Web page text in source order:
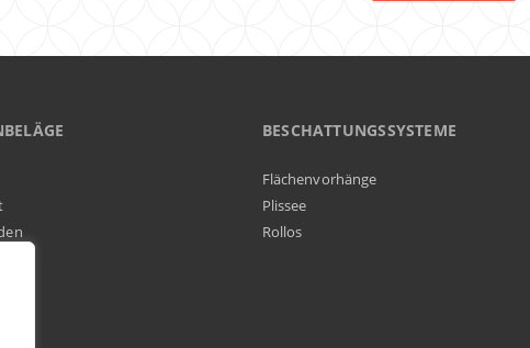
BESCHATTUNGSSYSTEME
Flächenvorhänge
Plissee
Rollos